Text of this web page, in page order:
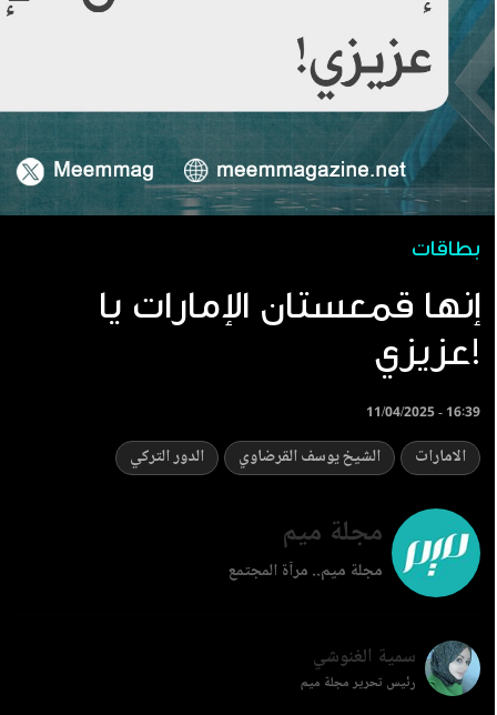
بطاقات
إنها قمعستان الإمارات يا
عزيزي!
11/04/2025 - 16:39
الامارات الشيخ يوسف القرضاوي الدور التركي
مجلة ميم
مجلة ميم.. مرآة المجتمع
سمية الغنوشي
رئيس تحرير مجلة ميم